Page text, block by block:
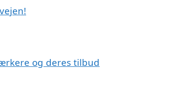
og deres tilbud